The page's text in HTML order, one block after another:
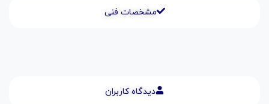
مشخصات فنی
دیدگاه کاربران